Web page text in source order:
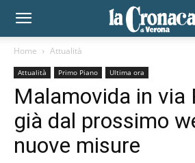
Home Attualità
Attualità Primo Piano Ultima ora
Malamovida in via
già dal prossimo
nuove misure